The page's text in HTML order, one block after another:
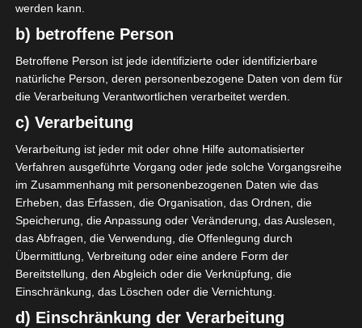
werden kann.
b) betroffene Person
Betroffene Person ist jede identifizierte oder identifizierbare
natürliche Person, deren personenbezogene Daten von dem für
die Verarbeitung Verantwortlichen verarbeitet werden.
c) Verarbeitung
Verarbeitung ist jeder mit oder ohne Hilfe automatisierter
Verfahren ausgeführte Vorgang oder jede solche Vorgangsreihe
im Zusammenhang mit personenbezogenen Daten wie das
Erheben, das Erfassen, die Organisation, das Ordnen, die
Speicherung, die Anpassung oder Veränderung, das Auslesen,
das Abfragen, die Verwendung, die Offenlegung durch
Übermittlung, Verbreitung oder eine andere Form der
Bereitstellung, den Abgleich oder die Verknüpfung, die
Einschränkung, das Löschen oder die Vernichtung.
d) Einschränkung der Verarbeitung